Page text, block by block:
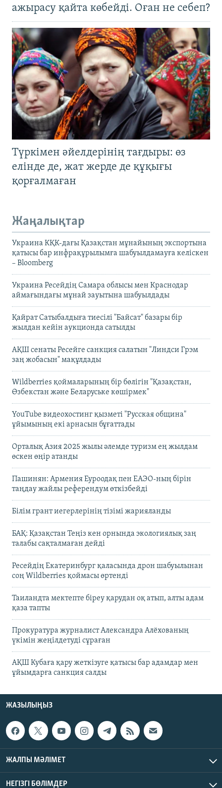
ажырасу қайта көбейді. Оған не себеп?
Түркімен әйелдерінің тағдыры: өз
елінде де, жат жерде де құқығы
қорғалмаған
Жаңалықтар
Украина КҚК-дағы Қазақстан мұнайының экспортына
қатысы бар инфрақұрылымға шабуылдамауға келіскен
– Bloomberg
Украина Ресейдің Самара облысы мен Краснодар
аймағындағы мұнай зауытына шабуылдады
Қайрат Сатыбалдыға тиесілі "Байсат" базары бір
жылдан кейін аукционда сатылды
АҚШ сенаты Ресейге санкция салатын "Линдси Грэм
заң жобасын" мақұлдады
Wildberries қоймаларының бір бөлігін "Қазақстан,
Өзбекстан және Беларуське көшірмек"
YouTube видеохостинг қызметі "Русская община"
ұйымының екі арнасын бұғаттады
Орталық Азия 2025 жылы әлемде туризм ең жылдам
өскен өңір атанды
Пашинян: Армения Еуроодақ пен ЕАЭО-ның бірін
таңдау жайлы референдум өткізбейді
Білім грант иегерлерінің тізімі жарияланды
БАҚ: Қазақстан Теңіз кен орнында экологиялық заң
талабы сақталмаған дейді
Ресейдің Екатеринбург қаласында дрон шабуылынан
соң Wildberries қоймасы өртенді
Таиландта мектепте біреу қарудан оқ атып, алты адам
қаза тапты
Прокуратура журналист Александра Алёхованың
үкімін жеңілдетуді сұраған
АҚШ Кубаға қару жеткізуге қатысы бар адамдар мен
ұйымдарға санкция салды
ЖАЗЫЛЫҢЫЗ
ЖАЛПЫ МӘЛІМЕТ
НЕГІЗГІ БӨЛІМДЕР